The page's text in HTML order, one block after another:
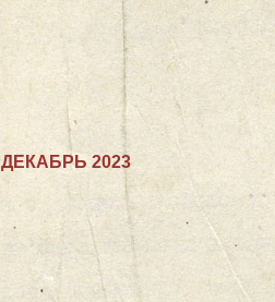
ДЕКАБРЬ 2023